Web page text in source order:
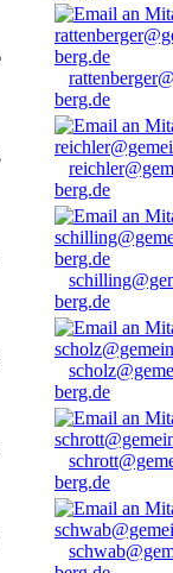
berg.de
berg.de
berg.de
berg.de
berg.de